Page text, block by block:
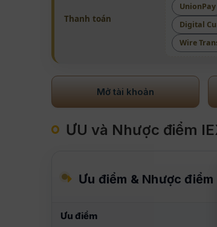
Thanh toán
UnionPay
Digital
Wire
Mở tài khoản
ƯU và Nhược điểm
Ưu điểm & Nhược điểm
Ưu điểm